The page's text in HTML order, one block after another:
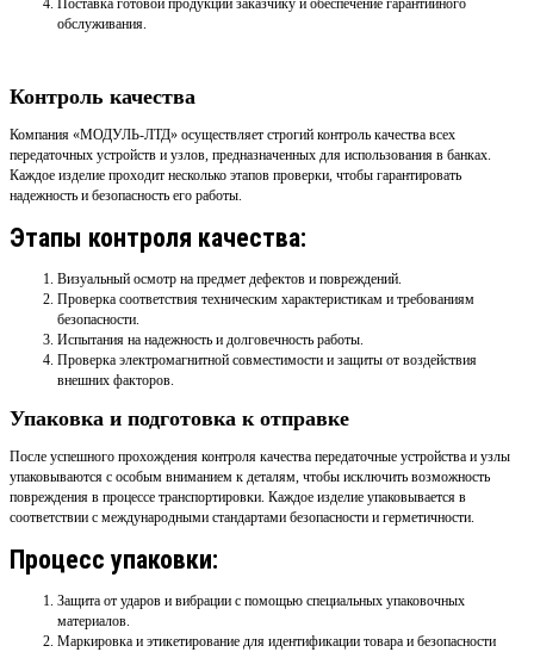
обслуживания.
Контроль качества
Компания «МОДУЛЬ-ЛТД» осуществляет строгий контроль качества всех
передаточных устройств и узлов, предназначенных для использования в банках.
Каждое изделие проходит несколько этапов проверки, чтобы гарантировать
надежность и безопасность его работы.
Этапы контроля качества:
Визуальный осмотр на предмет дефектов и повреждений.
Проверка соответствия техническим характеристикам и требованиям
безопасности.
Испытания на надежность и долговечность работы.
Проверка электромагнитной совместимости и защиты от воздействия
внешних факторов.
Упаковка и подготовка к отправке
После успешного прохождения контроля качества передаточные устройства и узлы
упаковываются с особым вниманием к деталям, чтобы исключить возможность
повреждения в процессе транспортировки. Каждое изделие упаковывается в
соответствии с международными стандартами безопасности и герметичности.
Процесс упаковки:
Защита от ударов и вибрации с помощью специальных упаковочных
материалов.
Маркировка и этикетирование для идентификации товара и безопасности